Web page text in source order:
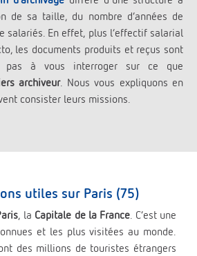
de sa taille, du nombre d’années de
salariés. En effet, plus l’effectif salarial
les documents produits et reçus sont
pas à vous interroger sur ce que
archiveur. Nous vous expliquons en
consister leurs missions.
utiles sur Paris (75)
, la Capitale de la France. C’est une
et les plus visitées au monde.
des millions de touristes étrangers